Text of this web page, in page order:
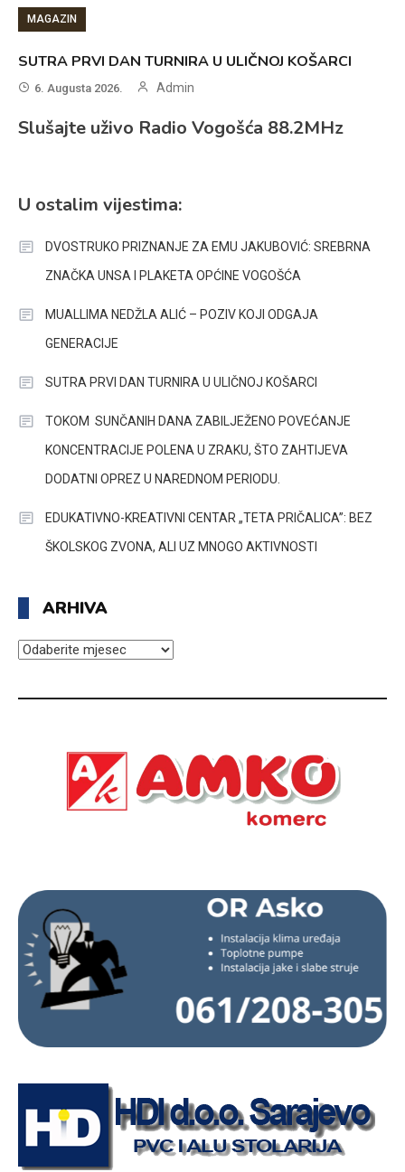
MAGAZIN
SUTRA PRVI DAN TURNIRA U ULIČNOJ KOŠARCI
6. Augusta 2026. Admin
Slušajte uživo Radio Vogošća 88.2MHz
U ostalim vijestima:
DVOSTRUKO PRIZNANJE ZA EMU JAKUBOVIĆ: SREBRNA
ZNAČKA UNSA I PLAKETA OPĆINE VOGOŠĆA
MUALLIMA NEDŽLA ALIĆ – POZIV KOJI ODGAJA
GENERACIJE
SUTRA PRVI DAN TURNIRA U ULIČNOJ KOŠARCI
TOKOM SUNČANIH DANA ZABILJEŽENO POVEĆANJE
KONCENTRACIJE POLENA U ZRAKU, ŠTO ZAHTIJEVA
DODATNI OPREZ U NAREDNOM PERIODU.
EDUKATIVNO-KREATIVNI CENTAR „TETA PRIČALICA”: BEZ
ŠKOLSKOG ZVONA, ALI UZ MNOGO AKTIVNOSTI
ARHIVA
ARHIVA